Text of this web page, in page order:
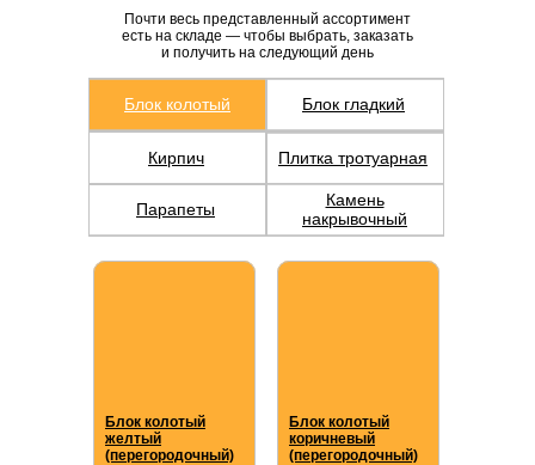
Почти весь представленный ассортимент
есть на складе — чтобы выбрать, заказать
и получить на следующий день
Блок колотый Блок гладкий
Кирпич Плитка тротуарная
Парапеты
Камень
накрывочный
Блок колотый
желтый
(перегородочный)
Блок колотый
коричневый
(перегородочный)